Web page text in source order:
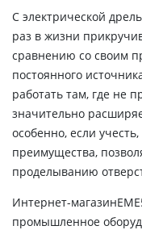
С электрической
раз в жизни
сравнению со своим
постоянного
работать там, где не
значительно
особенно, если
преимущества,
проделыванию
Интернет-
промышленное